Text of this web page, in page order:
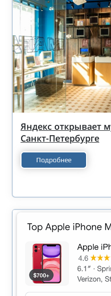
Яндекс открывает
Санкт-Петербурге
Подробнее